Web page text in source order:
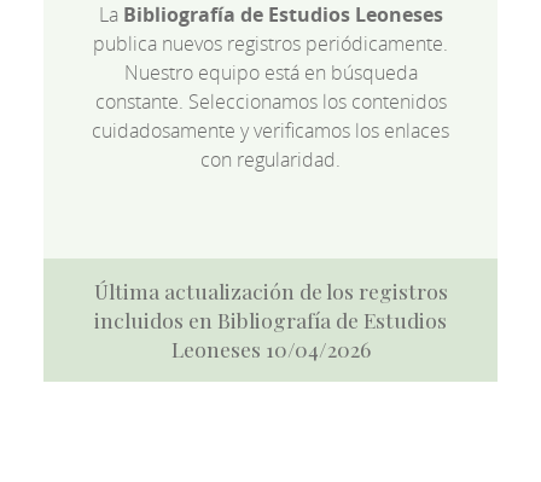
La Bibliografía de Estudios Leoneses
publica nuevos registros periódicamente.
Nuestro equipo está en búsqueda
constante. Seleccionamos los contenidos
cuidadosamente y verificamos los enlaces
con regularidad.
Última actualización de los registros
incluidos en Bibliografía de Estudios
Leoneses 10/04/2026